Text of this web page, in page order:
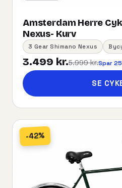
Amsterdam Herre
Nexus- Kurv
3 Gear Shimano Nexus
3.499 kr.5.999 kr.Spar
SE
-42%